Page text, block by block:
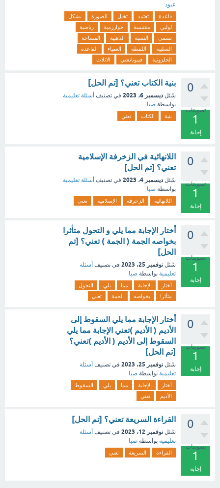
عبود
قاعدة تعتمد تخيل الصورة
بشكل
لولبي
مقتبسة خوارزمية
رياضية
تسمى
النسبة الذهبية
المساحة
السلبية
اللقطة العمياء
القاعدة
الحلزونية
فيبوناتشي الاثلاث
0
تصويتات
1
إجابة
بنية الكتاب تعني؟ [تم الحل]
سُئل ديسمبر 6، 2023 في تصنيف أسئلة تعليمية
بواسطة صبا
بنية الكتاب تعني
0
تصويتات
1
إجابة
اللانهائية في الزخرفة الإسلامية
تعني؟ [تم الحل]
سُئل ديسمبر 4، 2023 في تصنيف أسئلة تعليمية
بواسطة صبا
اللانهائية الزخرفة الإسلامية تعني
0
تصويتات
1
إجابة
أختار الإجابة مما يلي و التحول متأثرا
بخواصه الجمة ( الجمة ) تعني؟ [تم
الحل]
سُئل نوفمبر 25، 2023 في تصنيف أسئلة
تعليمية بواسطة صبا
أختار الإجابة مما يلي
التحول
متأثرا
بخواصه الجمة تعني
0
تصويتات
1
إجابة
أختار الإجابة مما يلي السقوط إلى
الأديم ( الأديم )تعني الإجابة مما يلي
السقوط إلى الأديم ( الأديم )تعني؟
[تم الحل]
سُئل نوفمبر 25، 2023 في تصنيف أسئلة
تعليمية بواسطة صبا
أختار الإجابة مما يلي
السقوط
الأديم
تعني
0
تصويتات
1
إجابة
القراءة السريعة تعني؟ [تم الحل]
سُئل نوفمبر 12، 2023 في تصنيف أسئلة
تعليمية بواسطة صبا
القراءة السريعة تعني